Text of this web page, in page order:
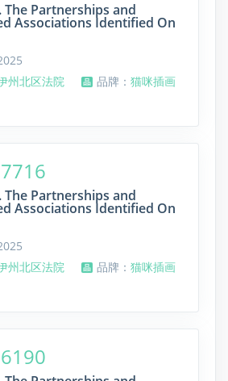
The Partnerships and
Associations Identified On
州北区法院 品牌： 猫咪插画
The Partnerships and
Associations Identified On
州北区法院 品牌： 猫咪插画